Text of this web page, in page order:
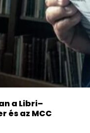
a Libri–
és az MCC